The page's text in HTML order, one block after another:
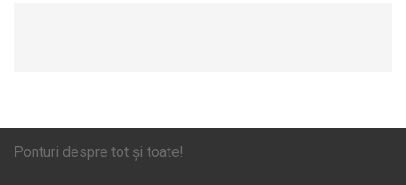
Ponturi despre tot și toate!